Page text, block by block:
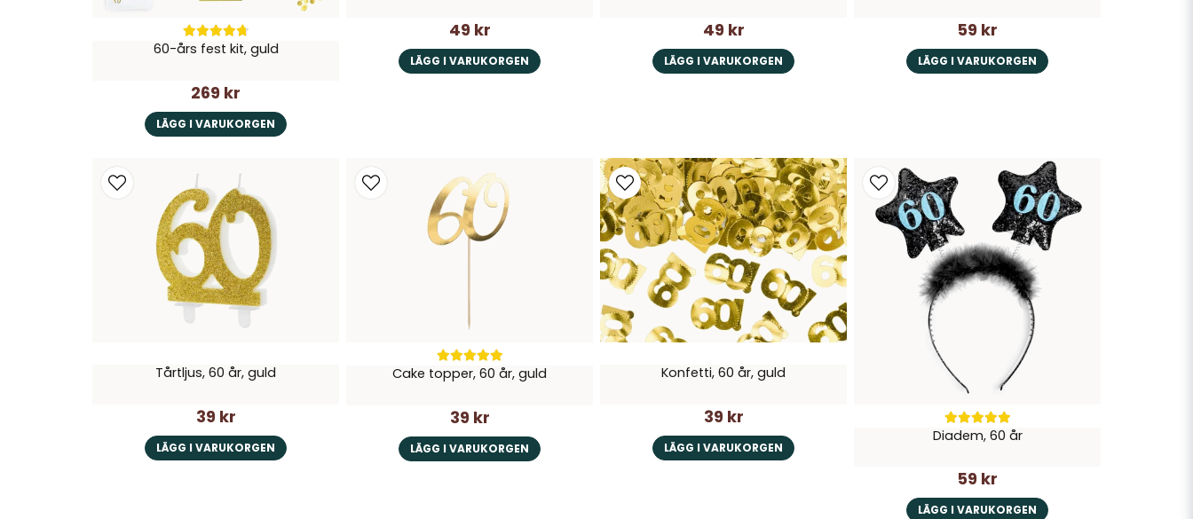
Bjud in en professionell fotograf och skapa en fotobooth med roliga tillbehör som hattar, peruker och glasögon. Det blir ett rolig
minne för gästerna och en kul aktivitet under festen.
Ordna en filmkväll med en mix av gamla favoriter och nya filmer. Servera lite popcorn och andra snacks och skapa en mysig
Oavsett vilka aktiviteter du väljer att inkludera på festen, är det viktigaste att det blir en minnesvärd dag för den som fyller år
och att alla har roligt tillsammans..
60-års fest kit, guld
269 kr
LÄGG I VARUKORGEN
49 kr
LÄGG I VARUKORGEN
49 kr
LÄGG I VARUKORGEN
59 kr
LÄGG I VARUKORGEN
Tårtljus, 60 år, guld
39 kr
LÄGG I VARUKORGEN
Cake topper, 60 år, guld
39 kr
LÄGG I VARUKORGEN
Konfetti, 60 år, guld
39 kr
LÄGG I VARUKORGEN
Diadem, 60 år
59 kr
LÄGG I VARUKORGEN